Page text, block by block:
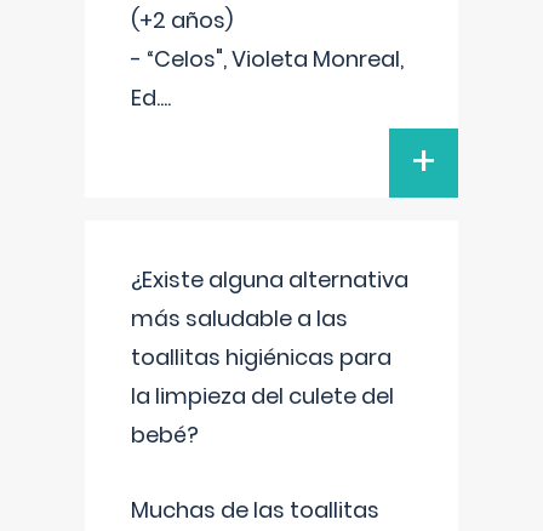
(+2 años)
- “Celos", Violeta Monreal,
Ed....
+
¿Existe alguna alternativa
más saludable a las
toallitas higiénicas para
la limpieza del culete del
bebé?
Muchas de las toallitas